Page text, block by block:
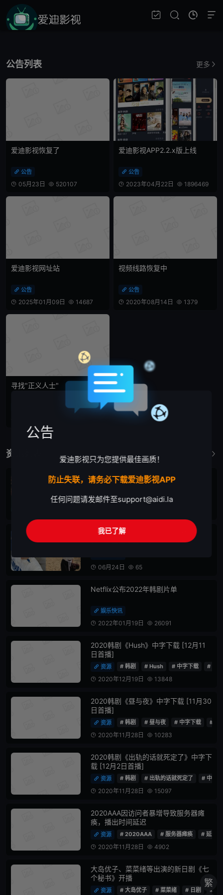
公告列表 更多
爱迪影视恢复了
 公告
 05月23日  520107
爱迪影视APP2.2.x版上线
 公告
 2023年04月22日  1896469
爱迪影视网址站
 公告
 2025年01月09日  14687
视频线路恢复中
 公告
 2020年08月14日  1379
寻找"正义人士"
资讯列表
苏志燮《金特务：本色回归》仅2 集冲
破15% 创大纪录！
 头条
刚凭《王室死对头》爆红！许楠俊遭传
热恋大学学妹本人回应：太有趣
 06月24日  65
Netflix公布2022年韩剧片单
 娱乐快讯
 2022年01月19日  26091
2020韩剧《Hush》中字下载 [12月11
日首播]
 资源 # 韩剧 # Hush # 中字下载 # 首播
 2020年12月19日  13848
2020韩剧《昼与夜》中字下载 [11月30
日首播]
 资源 # 韩剧 # 昼与夜 # 中字下载 # 首
 2020年11月28日  10283
2020韩剧《出轨的话就死定了》中字下
载 [12月2日首播]
 资源 # 韩剧 # 出轨的话就死定了 # 中字
 2020年11月28日  15097
2020AAA因访问者暴增导致服务器瘫
痪，播出时间延迟
 资源 # 2020AAA # 服务器瘫痪 # 延迟
 2020年11月28日  4902
大岛优子、菜菜绪等出演的新日剧《七
个秘书》开播
 资源 # 大岛优子 # 菜菜绪 # 日剧 # 七
繁
公告
爱迪影视只为您提供最佳画质！
防止失联，请务必下载爱迪影视APP
任何问题请发邮件至support@aidi.la
我已了解